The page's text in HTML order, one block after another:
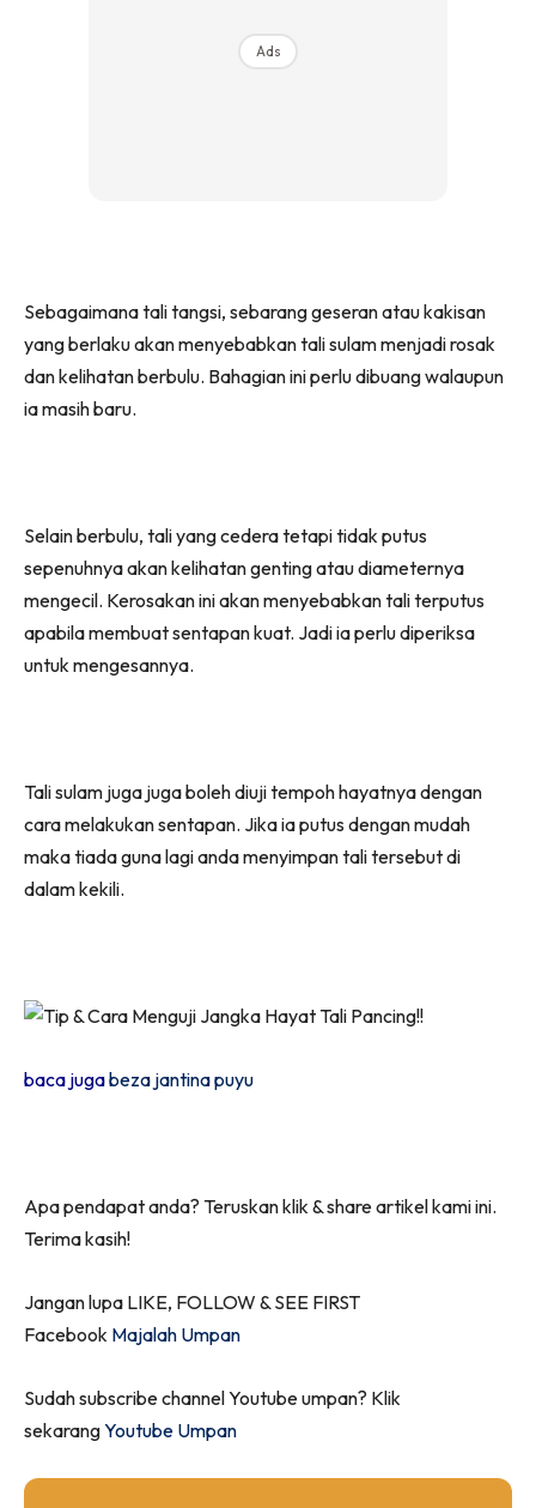
Ads
Sebagaimana tali tangsi, sebarang geseran atau kakisan
yang berlaku akan menyebabkan tali sulam menjadi rosak
dan kelihatan berbulu. Bahagian ini perlu dibuang walaupun
ia masih baru.
Selain berbulu, tali yang cedera tetapi tidak putus
sepenuhnya akan kelihatan genting atau diameternya
mengecil. Kerosakan ini akan menyebabkan tali terputus
apabila membuat sentapan kuat. Jadi ia perlu diperiksa
untuk mengesannya.
Tali sulam juga juga boleh diuji tempoh hayatnya dengan
cara melakukan sentapan. Jika ia putus dengan mudah
maka tiada guna lagi anda menyimpan tali tersebut di
dalam kekili.
baca jugabeza jantina puyu
Apa pendapat anda? Teruskan klik & share artikel kami ini.
Terima kasih!
Jangan lupa LIKE, FOLLOW & SEE FIRST
Facebook Majalah Umpan
Sudah subscribe channel Youtube umpan? Klik
sekarangYoutube Umpan